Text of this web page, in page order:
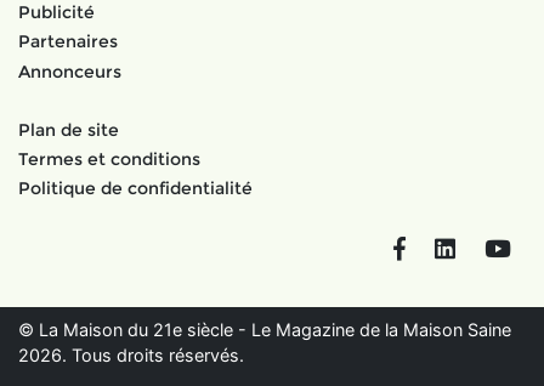
Publicité
Partenaires
Annonceurs
Plan de site
Termes et conditions
Politique de confidentialité
FacebookLinkedIn
© La Maison du 21e siècle - Le Magazine de la Maison Saine
2026. Tous droits réservés.